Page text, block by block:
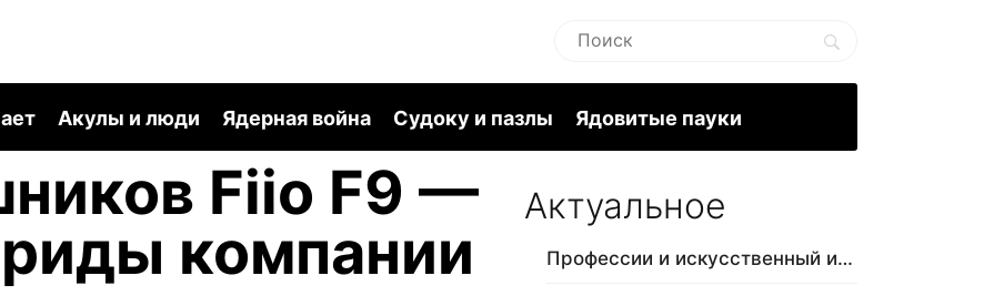
Акулы и люди Ядерная война Судоку и пазлы Ядовитые пауки
Fiio F9 —
компании
Актуальное
Профессии и искусственный интеллект